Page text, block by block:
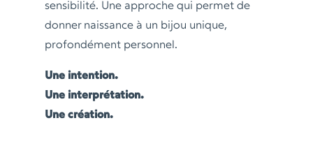
sensibilité. Une approche qui permet de
donner naissance à un bijou unique,
profondément personnel.
Une intention.
Une interprétation.
Une création.